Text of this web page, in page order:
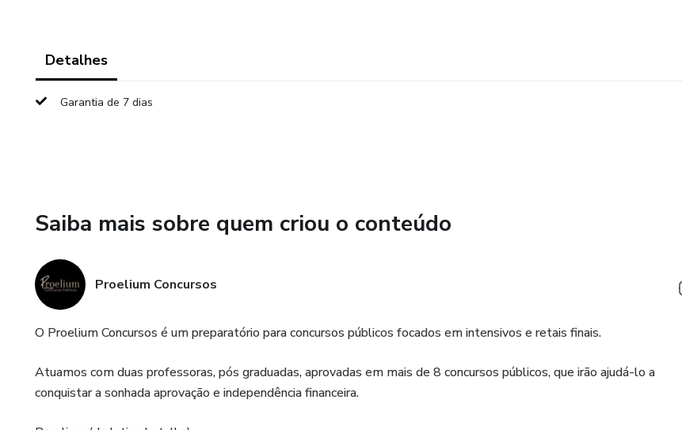
Detalhes
Garantia de 7 dias
Saiba mais sobre quem criou o conteúdo
Proelium Concursos
O Proelium Concursos é um preparatório para concursos públicos focados em intensivos e retais finais.
Atuamos com duas professoras, pós graduadas, aprovadas em mais de 8 concursos públicos, que irão ajudá-lo a
conquistar a sonhada aprovação e independência financeira.